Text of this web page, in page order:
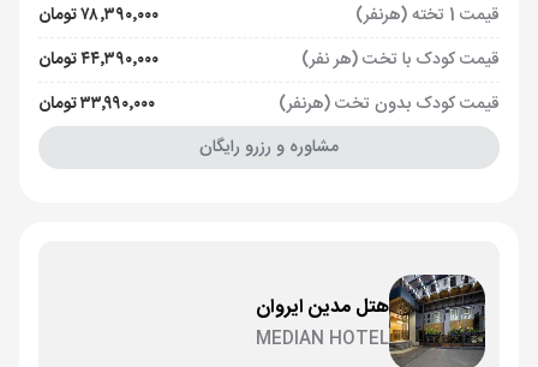
قیمت 1 تخته (هرنفر)
۷۸٬۳۹۰٬۰۰۰ تومان
قیمت کودک با تخت (هر نفر)
۴۴٬۳۹۰٬۰۰۰ تومان
قیمت کودک بدون تخت (هرنفر)
۳۳٬۹۹۰٬۰۰۰ تومان
مشاوره و رزرو رایگان
هتل مدین ایروان
MEDIAN HOTEL